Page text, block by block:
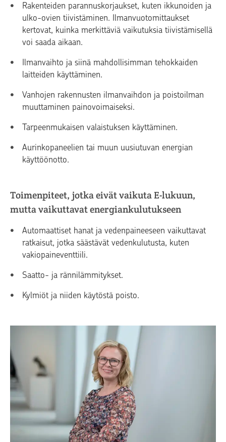
Rakenteiden parannuskorjaukset, kuten ikkunoiden ja
ulko-ovien tiivistäminen. Ilmanvuotomittaukset
kertovat, kuinka merkittäviä vaikutuksia tiivistämisellä
voi saada aikaan.
Ilmanvaihto ja siinä mahdollisimman tehokkaiden
laitteiden käyttäminen.
Vanhojen rakennusten ilmanvaihdon ja poistoilman
muuttaminen painovoimaiseksi.
Tarpeenmukaisen valaistuksen käyttäminen.
Aurinkopaneelien tai muun uusiutuvan energian
käyttöönotto.
Toimenpiteet, jotka eivät vaikuta E-lukuun,
mutta vaikuttavat energiankulutukseen
Automaattiset hanat ja vedenpaineeseen vaikuttavat
ratkaisut, jotka säästävät vedenkulutusta, kuten
vakiopaineventtiili.
Saatto- ja rännilämmitykset.
Kylmiöt ja niiden käytöstä poisto.